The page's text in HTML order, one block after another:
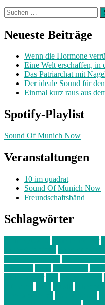
Suchen
nach:
Neueste Beiträge
Wenn die Hormone
Eine Welt erschaffen, in
Das Patriarchat mit
Der ideale Sound für
Einmal kurz raus aus
Spotify-Playlist
Sound Of Munich Now
Veranstaltungen
10 im quadrat
Sound Of Munich Now
Freundschaftsbänd
Schlagwörter